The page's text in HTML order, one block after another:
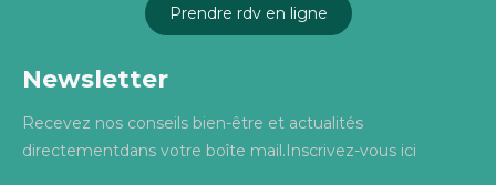
Prendre rdv en ligne
Newsletter
Recevez nos conseils bien-être et actualités
directementdans votre boîte mail.Inscrivez-vous ici